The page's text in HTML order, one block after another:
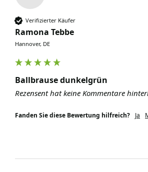
Verifizierter Käufer
Ramona Tebbe
Hannover, DE
Ballbrause dunkelgrün
Rezensent hat keine Kommentare
Fanden Sie diese Bewertung hilfreich? Ja